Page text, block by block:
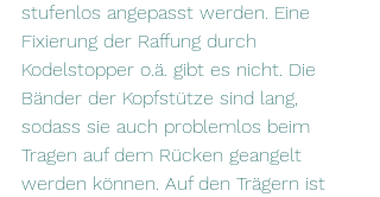
stufenlos angepasst werden. Eine
Fixierung der Raffung durch
Kodelstopper o.ä. gibt es nicht. Die
Bänder der Kopfstütze sind lang,
sodass sie auch problemlos beim
Tragen auf dem Rücken geangelt
werden können. Auf den Trägern ist